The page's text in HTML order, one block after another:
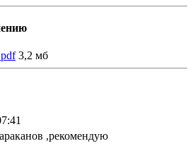
3,2 мб
,рекомендую